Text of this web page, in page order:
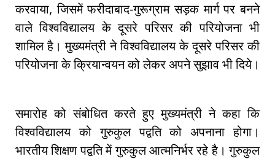
करवाया, जिसमें फरीदाबाद-गुरूग्राम सड़क मार्ग पर बनने
वाले विश्वविद्यालय के दूसरे परिसर की परियोजना भी
शामिल है। मुख्यमंत्री ने विश्वविद्यालय के दूसरे परिसर की
परियोजना के क्रियान्वयन को लेकर अपने सुझाव भी दिये।
समारोह को संबोधित करते हुए मुख्यमंत्री ने कहा कि
विश्वविद्यालय को गुरुकुल पद्वति को अपनाना होगा।
भारतीय शिक्षण पद्वति में गुरुकुल आत्मनिर्भर रहे है। गुरुकुल